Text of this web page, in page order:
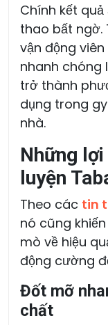
Chính kết
thao bất ngờ.
vận động
nhanh chóng
trở thành
dụng trong
nhà.
Những
luyện
Theo các tin
nó cũng
mò về hiệu
động cường
Đốt mỡ
chất